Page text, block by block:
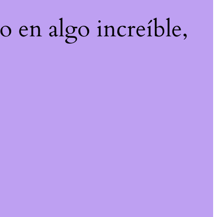
en algo increíble,